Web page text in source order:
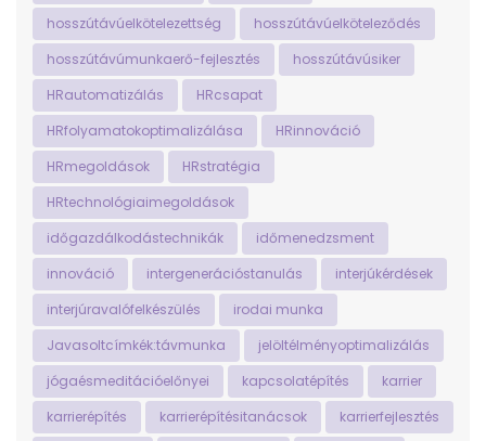
hosszútávúelkötelezettség
hosszútávúelköteleződés
hosszútávúmunkaerő-fejlesztés
hosszútávúsiker
HRautomatizálás
HRcsapat
HRfolyamatokoptimalizálása
HRinnováció
HRmegoldások
HRstratégia
HRtechnológiaimegoldások
időgazdálkodástechnikák
időmenedzsment
innováció
intergenerációstanulás
interjúkérdések
interjúravalófelkészülés
irodai munka
Javasoltcímkék:távmunka
jelöltélményoptimalizálás
jógaésmeditációelőnyei
kapcsolatépítés
karrier
karrierépítés
karrierépítésitanácsok
karrierfejlesztés